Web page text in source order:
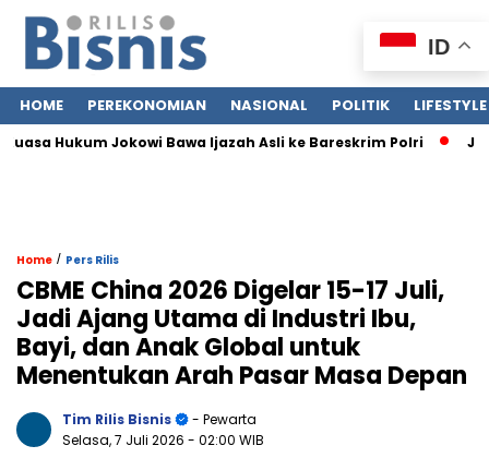
HOME PEREKONOMIAN NASIONAL POLITIK LIFESTYLE
Hukum Jokowi Bawa Ijazah Asli ke Bareskrim Polri Jasa
Home / Pers Rilis
CBME China 2026 Digelar 15-17 Juli,
Jadi Ajang Utama di Industri Ibu,
Bayi, dan Anak Global untuk
Menentukan Arah Pasar Masa Depan
Tim Rilis Bisnis
- Pewarta
Selasa, 7 Juli 2026 - 02:00 WIB
ID